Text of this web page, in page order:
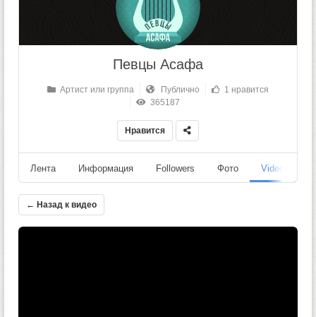
Певцы Асафа
Артист или группа Публично
1 нравится
365187
Нравится
Лента Информация Followers Фото Videos
← Назад к видео